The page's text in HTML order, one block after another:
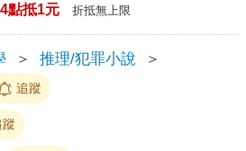
點抵1元 折抵無上限
＞ 推理/犯罪小說
＞
追蹤